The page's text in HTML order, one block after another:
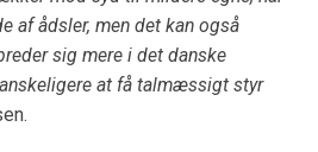
af ådsler, men det kan også
sig mere i det danske
at få talmæssigt styr